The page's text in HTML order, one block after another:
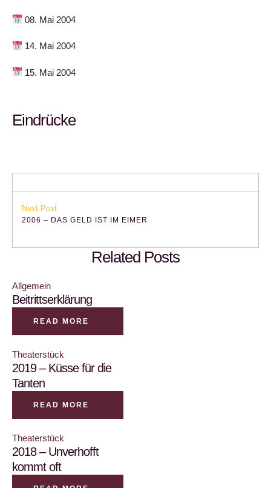
08. Mai 2004
14. Mai 2004
15. Mai 2004
Eindrücke
Next Post
2006 – DAS GELD IST IM EIMER
Related Posts
Allgemein
Beitrittserklärung
READ MORE
Theaterstück
2019 – Küsse für die
Tanten
READ MORE
Theaterstück
2018 – Unverhofft
kommt oft